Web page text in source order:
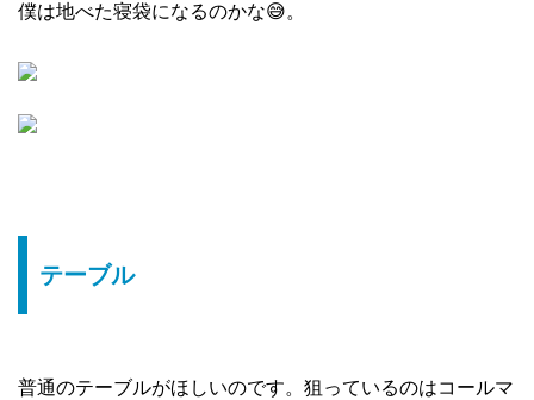
僕は地べた寝袋になるのかな😅。
テーブル
普通のテーブルがほしいのです。狙っているのはコールマ